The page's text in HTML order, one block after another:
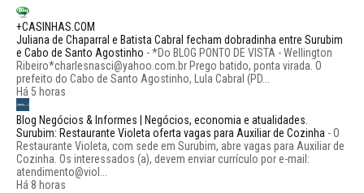
+CASINHAS.COM
Juliana de Chaparral e Batista Cabral fecham dobradinha entre Surubim
e Cabo de Santo Agostinho -*Do BLOG PONTO DE VISTA - Wellington
Ribeiro*charlesnasci@yahoo.com.br Prego batido, ponta virada. O
prefeito do Cabo de Santo Agostinho, Lula Cabral (PD...
Há 5 horas
Blog Negócios & Informes | Negócios, economia e atualidades.
Surubim: Restaurante Violeta oferta vagas para Auxiliar de Cozinha -O
Restaurante Violeta, com sede em Surubim, abre vagas para Auxiliar de
Cozinha. Os interessados (a), devem enviar currículo por e-mail:
atendimento@viol...
Há 8 horas